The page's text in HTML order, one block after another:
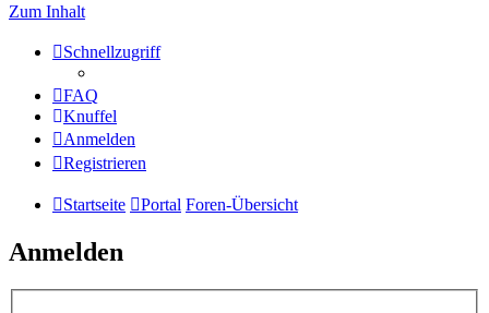
Zum Inhalt
Schnellzugriff
FAQ
Knuffel
Anmelden
Registrieren
Startseite Portal Foren-Übersicht
Anmelden